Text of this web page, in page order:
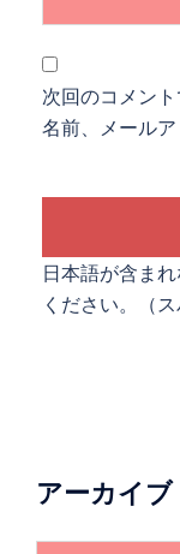
次回のコメン
名前、メールア
日本語が含ま
ください。（ス
アーカイブ